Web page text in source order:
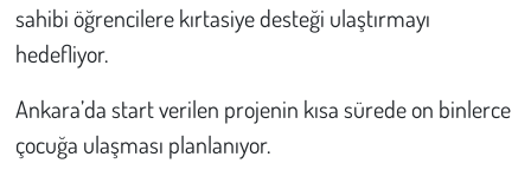
sahibi öğrencilere kırtasiye desteği ulaştırmayı
hedefliyor.
Ankara’da start verilen projenin kısa sürede on binlerce
çocuğa ulaşması planlanıyor.
Galeri
Günün İçinden
Vefat İlanları